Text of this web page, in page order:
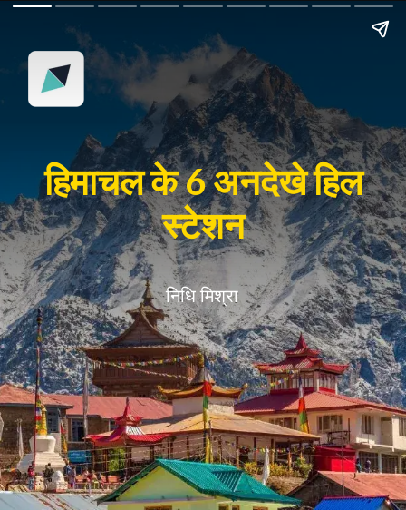
हिमाचल के 6 अनदेखे हिल
स्टेशन
निधि मिश्रा